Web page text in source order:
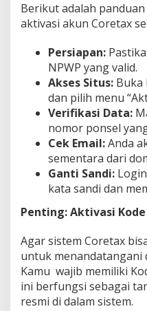
Berikut adalah
aktivasi akun Coretax
Persiapan:
NPWP yang valid.
Akses Situs: Buka
dan pilih menu
Verifikasi Data:
nomor ponsel
Cek Email:Anda
sementara dari
Ganti Sandi:
kata sandi dan
Penting: Aktivasi
Agar sistem Coretax
untuk menandatangani
Kamu wajib memiliki
ini berfungsi sebagai
resmi di dalam sistem.